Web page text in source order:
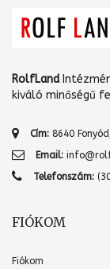
RolfLand
kiváló minőségű
Cím: 8640
Email:
Telefonszám:
FIÓKOM
Fiókom